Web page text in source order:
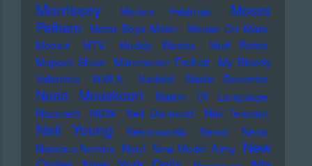
Morrissey Morton Feldman
Moses
Pelham
Motor Boys Motor
Mouse On Mars
Mozart
MTV Muddy Waters
Muff Potter
Muppet Show
Münchener Freiheit
My Bloody
Valentine
N.W.A. Naddel Nadin Deventer
Nana Mouskouri
Nation Of Language
Nazareth
NDW Neil Diamond Neil Tennant
Neil Young Nekromantix Nemo
Nena
Nervous Norvus Neu! New Model Army New